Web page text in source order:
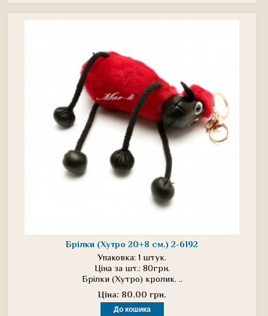
Брілки (Хутро 20+8 см.) 2-6192
Упаковка: 1 штук.
Ціна за шт.: 80грн.
Брілки (Хутро) кролик. ..
Ціна: 80.00 грн.